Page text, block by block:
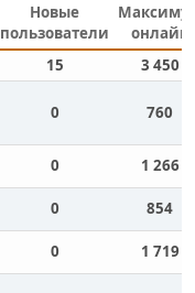
Новые
пользователи
онлайн
15 3 450
0 760
0
1 266
0
854
0 1 719